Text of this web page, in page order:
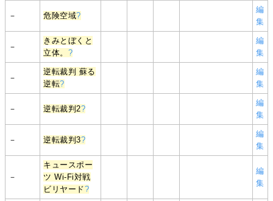
－ 危険空域?
編
集
－
きみとぼくと
立体。 ?
編
集
－
逆転裁判 蘇る
逆転?
編
集
－ 逆転裁判2?
編
集
－ 逆転裁判3?
編
集
－
キュースポー
ツ Wi-Fi対戦
ビリヤード?
編
集